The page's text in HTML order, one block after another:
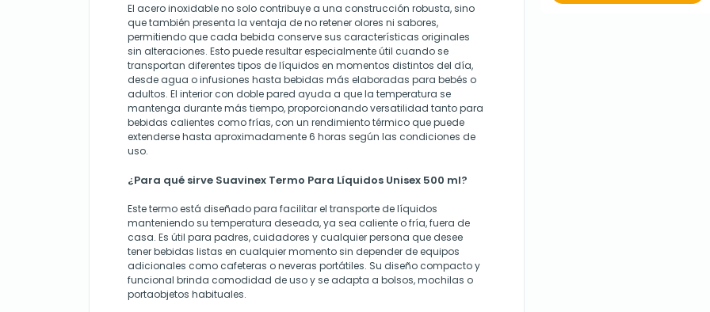
El acero inoxidable no solo contribuye a una construcción robusta, sino
que también presenta la ventaja de no retener olores ni sabores,
permitiendo que cada bebida conserve sus características originales
sin alteraciones. Esto puede resultar especialmente útil cuando se
transportan diferentes tipos de líquidos en momentos distintos del día,
desde agua o infusiones hasta bebidas más elaboradas para bebés o
adultos. El interior con doble pared ayuda a que la temperatura se
mantenga durante más tiempo, proporcionando versatilidad tanto para
bebidas calientes como frías, con un rendimiento térmico que puede
extenderse hasta aproximadamente 6 horas según las condiciones de
uso.
¿Para qué sirve Suavinex Termo Para Líquidos Unisex 500 ml?
Este termo está diseñado para facilitar el transporte de líquidos
manteniendo su temperatura deseada, ya sea caliente o fría, fuera de
casa. Es útil para padres, cuidadores y cualquier persona que desee
tener bebidas listas en cualquier momento sin depender de equipos
adicionales como cafeteras o neveras portátiles. Su diseño compacto y
funcional brinda comodidad de uso y se adapta a bolsos, mochilas o
portaobjetos habituales.